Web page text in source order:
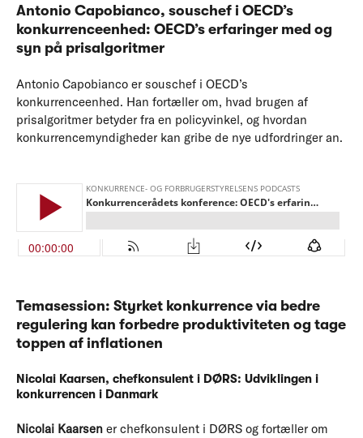
Antonio Capobianco, souschef i OECD’s
konkurrenceenhed: OECD’s erfaringer med og
syn på prisalgoritmer
Antonio Capobianco er souschef i OECD’s
konkurrenceenhed. Han fortæller om, hvad brugen af
prisalgoritmer betyder fra en policyvinkel, og hvordan
konkurrencemyndigheder kan gribe de nye udfordringer an.
Temasession: Styrket konkurrence via bedre
regulering kan forbedre produktiviteten og tage
toppen af inflationen
Nicolai Kaarsen, chefkonsulent i DØRS: Udviklingen i
konkurrencen i Danmark
Nicolai Kaarsen er chefkonsulent i DØRS og fortæller om